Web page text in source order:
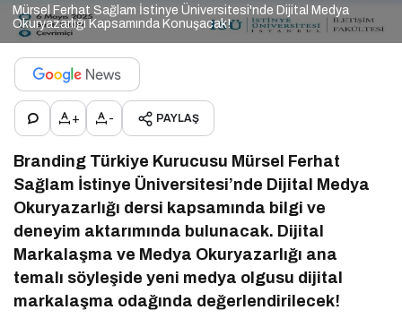
Mürsel Ferhat Sağlam İstinye Üniversitesi'nde Dijital Medya
Okuryazarlığı Kapsamında Konuşacak!
+ - PAYLAŞ
Branding Türkiye Kurucusu Mürsel Ferhat
Sağlam İstinye Üniversitesi’nde Dijital Medya
Okuryazarlığı dersi kapsamında bilgi ve
deneyim aktarımında bulunacak. Dijital
Markalaşma ve Medya Okuryazarlığı ana
temalı söyleşide yeni medya olgusu dijital
markalaşma odağında değerlendirilecek!